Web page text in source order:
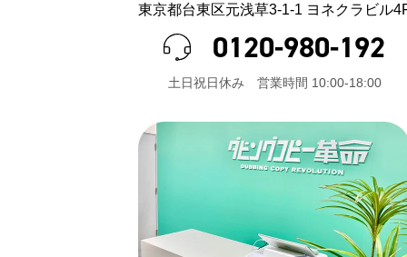
東京都台東区元浅草3-1-1 ヨネクラビル
0120-980-192
⼟⽇祝⽇休み 営業時間 10:00-18:00